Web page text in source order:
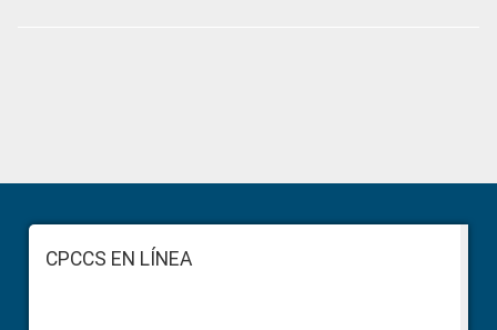
Sidebar
FooterCPCCS EN LÍNEA